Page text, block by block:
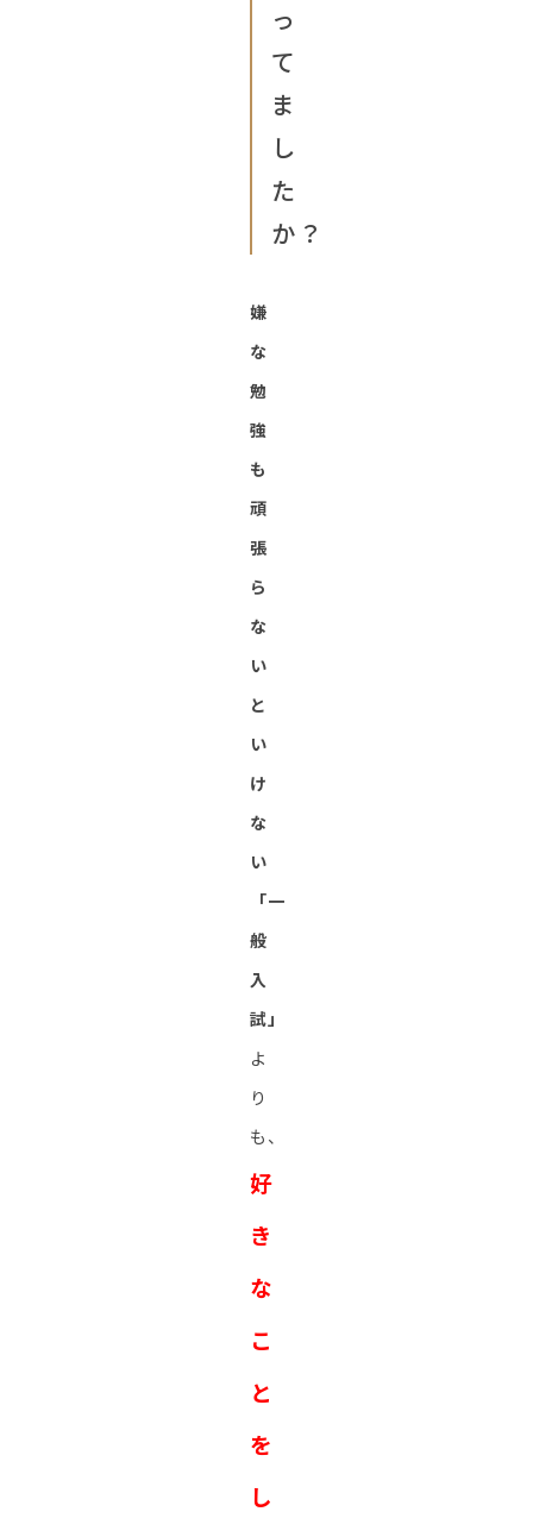
っ
て
ま
し
た
か？
嫌
な
勉
強
も
頑
張
ら
な
い
と
い
け
な
い
「一
般
入
試」
よ
り
も、
好
き
な
こ
と
を
し